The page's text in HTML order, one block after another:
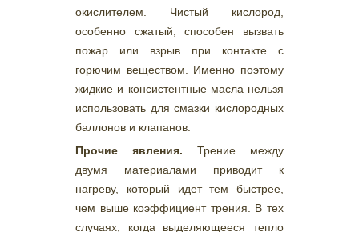
окислителем. Чистый кислород,
особенно сжатый, способен вызвать
пожар или взрыв при контакте с
горючим веществом. Именно поэтому
жидкие и консистентные масла нельзя
использовать для смазки кислородных
баллонов и клапанов.
Прочие явления. Трение между
двумя материалами приводит к
нагреву, который идет тем быстрее,
чем выше коэффициент трения. В тех
случаях, когда выделяющееся тепло